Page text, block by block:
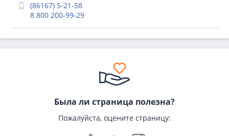
(86167) 5-21-58
8 800 200-99-29
Была ли страница полезна?
Пожалуйста, оцените страницу: